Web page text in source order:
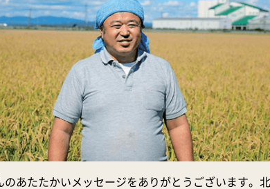
のあたたかいメッセージをありがとうございます。